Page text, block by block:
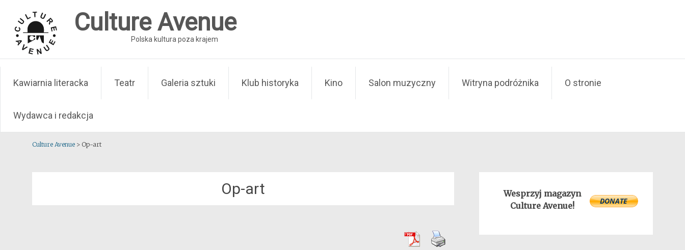
content
Culture Avenue
Polska kultura poza krajem
Kawiarnia literacka Teatr Galeria sztuki Klub historyka Kino Salon muzyczny Witryna podróżnika O stronie
Wydawca i redakcja
Culture Avenue > Op-art
Op-art
Wesprzyj magazyn
Culture Avenue!